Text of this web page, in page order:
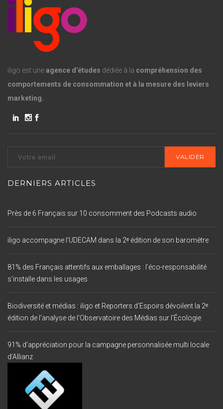
iligo est uneagence d’études dédiée à la compréhension des
comportements de consommation et à la mesure des leviers
marketing.
DERNIERS ARTICLES
Près de 6 Français sur 10 consomment des Podcasts audio
iligo accompagne l’UDECAM dans la 2ᵉ édition de son baromètre
81% des Français attentifs aux emballages : l’éco-responsabilité
s’installe dans les usages
Biodiversité et médias : iligo et Reporters d’Espoirs dévoilent la 2ᵉ
édition de l’analyse de l’Observatoire des Médias sur l’Écologie
91% d’appréciation pour la campagne personnalisée multi locale
d’Allianz